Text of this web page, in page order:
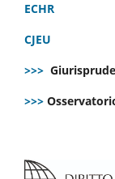
ECHR
CJEU
>>>
>>>